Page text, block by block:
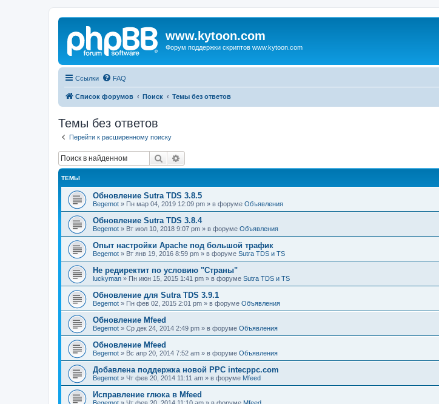
www.kytoon.com
Форум поддержки скриптов www.kytoon.com
Ссылки FAQ
Список форумов Поиск Темы без ответов
Темы без ответов
Перейти к расширенному поиску
Поиск
ТЕМЫ
Обновление Sutra TDS 3.8.5
Begemot » Пн мар 04, 2019 12:09 pm » в форуме Объявления
Обновление Sutra TDS 3.8.4
Begemot » Вт июл 10, 2018 9:07 pm » в форуме Объявления
Опыт настройки Apache под большой трафик
Begemot » Вт янв 19, 2016 8:59 pm » в форуме Sutra TDS и TS
Не редиректит по условию "Страны"
luckyman » Пн июн 15, 2015 1:41 pm » в форуме Sutra TDS и TS
Обновление для Sutra TDS 3.9.1
Begemot » Пн фев 02, 2015 2:01 pm » в форуме Объявления
Обновление Mfeed
Begemot » Ср дек 24, 2014 2:49 pm » в форуме Объявления
Обновление Mfeed
Begemot » Вс апр 20, 2014 7:52 am » в форуме Объявления
Добавлена поддержка новой PPC intecppc.com
Begemot » Чт фев 20, 2014 11:11 am » в форуме Mfeed
Исправление глюка в Mfeed